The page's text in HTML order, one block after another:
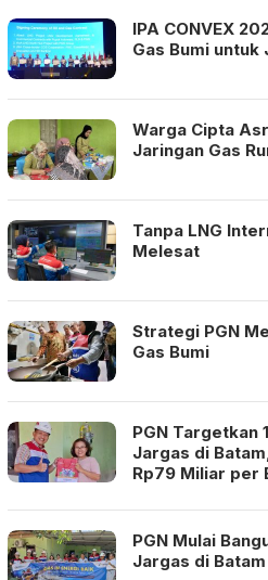
IPA CONVEX
Gas Bumi untuk
Warga Cipta
Jaringan Gas
Tanpa LNG
Melesat
Strategi PGN
Gas Bumi
PGN Targetkan
Jargas di
Rp79 Miliar per
PGN Mulai
Jargas di